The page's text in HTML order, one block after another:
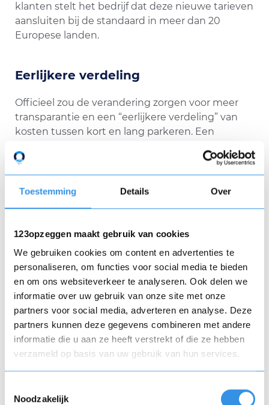
Toestemming Details Over
123opzeggen maakt gebruik van cookies
We gebruiken cookies om content en advertenties te
personaliseren, om functies voor social media te bieden
en om ons websiteverkeer te analyseren. Ook delen we
informatie over uw gebruik van onze site met onze
partners voor social media, adverteren en analyse. Deze
partners kunnen deze gegevens combineren met andere
informatie die u aan ze heeft verstrekt of die ze hebben
verzameld op basis van uw gebruik van hun services.
Noodzakelijk
klanten stelt het bedrijf dat deze nieuwe tarieven
aansluiten bij de standaard in meer dan 20
Europese landen.
Eerlijkere verdeling
Officieel zou de verandering zorgen voor meer
transparantie en een “eerlijkere verdeling” van
kosten tussen kort en lang parkeren. Een
de ophef, maar zegt dat EasyPark een balans
zoekt tussen betaalbaarheid en de waarde van
de geboden dienst​.
Pushen naar duurder abonnement
Critici vinden deze uitleg weinig overtuigend. Dat
de servicefee “nooit hoger is dan €7” wordt door
EasyPark gebracht alsof het positief is, terwijl €7
per dag aan extra kosten juist erg hoog is​. Ook
vermoeden veel klanten dat EasyPark gebruikers
wil pushen naar het duurdere abonnement
(EasyPark Go) van €4,99 per maand – daarvoor
gelden de nieuwe kosten namelijk niet. De
indruk ontstaat dat het bedrijf vooral zijn winst
wil maximaliseren ten koste van de incidentele
parkeerder.